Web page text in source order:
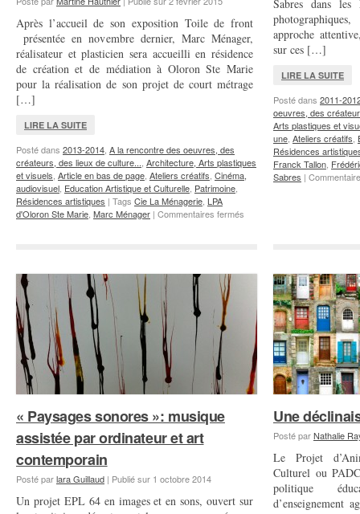
Après l’accueil de son exposition Toile de front
présentée en novembre dernier, Marc Ménager,
réalisateur et plasticien sera accueilli en résidence
de création et de médiation à Oloron Ste Marie
pour la réalisation de son projet de court métrage
[…]
LIRE LA SUITE
Posté dans 2013-2014, A la rencontre des oeuvres, des
créateurs, des lieux de culture..., Architecture, Arts plastiques
et visuels, Article en bas de page, Ateliers créatifs, Cinéma,
audiovisuel, Education Artistique et Culturelle, Patrimoine,
Résidences artistiques | Tags Cie La Ménagerie, LPA
d'Oloron Ste Marie, Marc Ménager | Commentaires fermés
de
Ménager,
réalisateur
plasticien
Oloron
Ste
Marie
Sabres dans
approche
sur ces […]
LIRE LA SUITE
Posté dans 2011-
oeuvres, des
Arts plastiques et
une, Ateliers créatifs,
Résidences
Franck Tallon,
Sabres |
« Paysages sonores »: musique
assistée par ordinateur et art
contemporain
Posté parlara Guillaud | Publié sur 1 octobre 2014
Un projet EPL 64 en images et en sons, ouvert sur
Une
Posté parNathalie
Le Projet
Culturel ou
politique
d’enseignement